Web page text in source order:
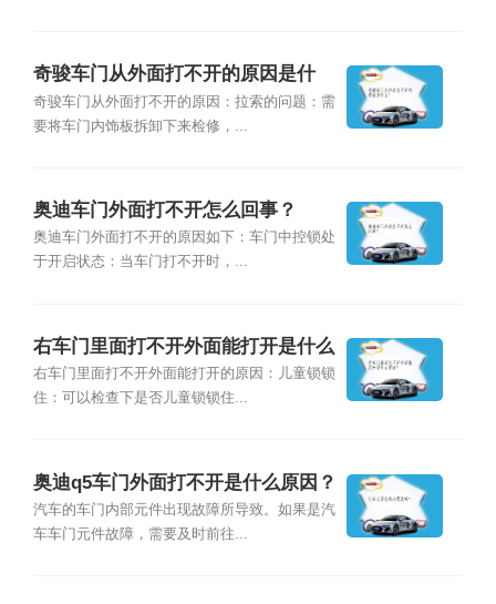
奇骏车门从外面打不开的原因是什
么？
奇骏车门从外面打不开的原因：拉索的问题：需
要将车门内饰板拆卸下来检修，...
奥迪车门外面打不开怎么回事？
奥迪车门外面打不开的原因如下：车门中控锁处
于开启状态：当车门打不开时，...
右车门里面打不开外面能打开是什么
原因？
右车门里面打不开外面能打开的原因：儿童锁锁
住：可以检查下是否儿童锁锁住...
奥迪q5车门外面打不开是什么原因？
汽车的车门内部元件出现故障所导致。如果是汽
车车门元件故障，需要及时前往...